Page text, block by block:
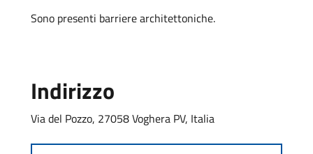
Sono presenti barriere architettoniche.
Indirizzo
Via del Pozzo, 27058 Voghera PV, Italia